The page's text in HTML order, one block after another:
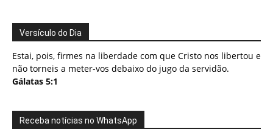
Versículo do Dia
Estai, pois, firmes na liberdade com que Cristo nos libertou e
não torneis a meter-vos debaixo do jugo da servidão.
Gálatas 5:1
Receba notícias no WhatsApp